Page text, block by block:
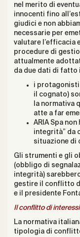
nel merito di
innocenti fino
giudici e non
necessarie per
valutare l’efficacia
procedure di
attualmente
da due dati di fatto
i protagonisti
il cognato)
la normativa
atte a far
ARIA Spa
integrità” da
situazione di
Gli strumenti e gli
(obbligo di
integrità)
gestire il conflitto
e il presidente
Il conflitto di
La normativa
tipologia di